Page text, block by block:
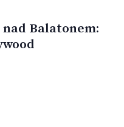
Balatonem: